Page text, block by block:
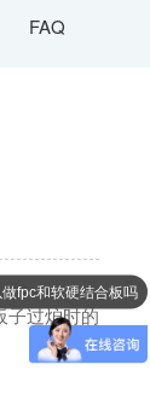
FAQ
子过炉时的
fpc和软硬结合板吗